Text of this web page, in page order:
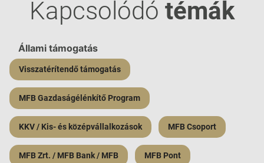
Kapcsolódó témák
Állami támogatás
Visszatérítendő támogatás
MFB Gazdaságélénkítő Program
KKV / Kis- és középvállalkozások MFB Csoport
MFB Zrt. / MFB Bank / MFB MFB Pont